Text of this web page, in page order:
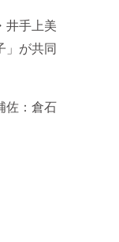
井手上美
」が共同
佐：倉石